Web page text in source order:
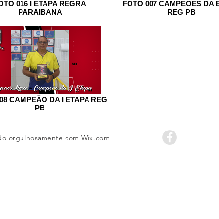
016 I ETAPA REGRA
PARAIBANA
FOTO 007 CAMPEÕES DA
REG PB
CAMPEÃO DA I ETAPA REG
PB
orgulhosamente comWix.com